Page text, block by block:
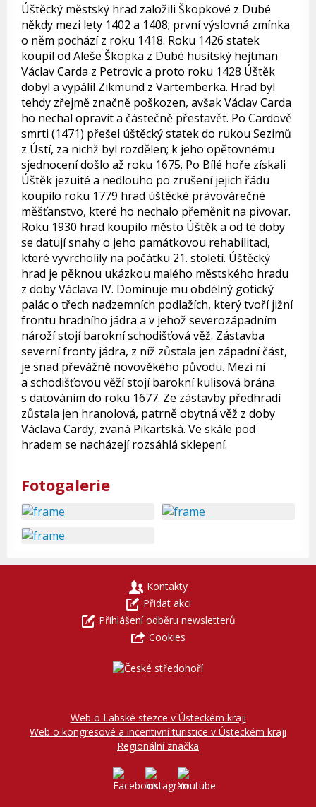
Úštěcký městský hrad založili Škopkové z Dubé
někdy mezi lety 1402 a 1408; první výslovná zmínka
o něm pochází z roku 1418. Roku 1426 statek
koupil od Aleše Škopka z Dubé husitský hejtman
Václav Carda z Petrovic a proto roku 1428 Úštěk
dobyl a vypálil Zikmund z Vartemberka. Hrad byl
tehdy zřejmě značně poškozen, avšak Václav Carda
ho nechal opravit a částečně přestavět. Po Cardově
smrti (1471) přešel úštěcký statek do rukou Sezimů
z Ústí, za nichž byl rozdělen; k jeho opětovnému
sjednocení došlo až roku 1675. Po Bílé hoře získali
Úštěk jezuité a nedlouho po zrušení jejich řádu
koupilo roku 1779 hrad úštěcké právovárečné
měšťanstvo, které ho nechalo přeměnit na pivovar.
Roku 1930 hrad koupilo město Úštěk a od té doby
se datují snahy o jeho památkovou rehabilitaci,
které vyvrcholily na počátku 21. století. Úštěcký
hrad je pěknou ukázkou malého městského hradu
z doby Václava IV. Dominuje mu obdélný gotický
palác o třech nadzemních podlažích, který tvoří jižní
frontu hradního jádra a v jehož severozápadním
nároží stojí barokní schodišťová věž. Zástavba
severní fronty jádra, z níž zůstala jen západní část,
je snad převážně novověkého původu. Mezi ní
a schodišťovou věží stojí barokní kulisová brána
s datováním do roku 1677. Ze zástavby předhradí
zůstala jen hranolová, patrně obytná věž z doby
Václava Cardy, zvaná Pikartská. Ve skále pod
hradem se nacházejí rozsáhlá sklepení.
Fotogalerie
Kontakty
Přidat akci
Přihlášení odběru newsletterů
Cookies
Web o Labské stezce v Ústeckém kraji
Web o kongresové a incentivní turistice v Ústeckém kraji
Regionální značka